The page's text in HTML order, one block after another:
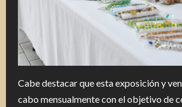
Cabe destacar que esta exposición y
cabo mensualmente con el objetivo de